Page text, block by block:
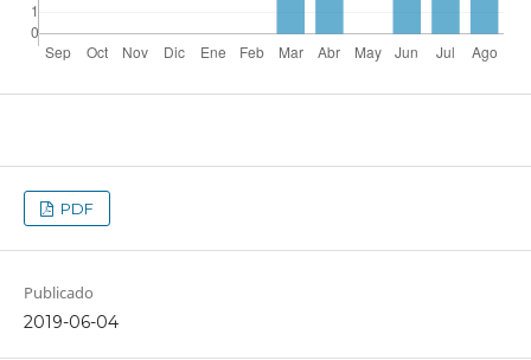
PDF
Publicado
2019-06-04